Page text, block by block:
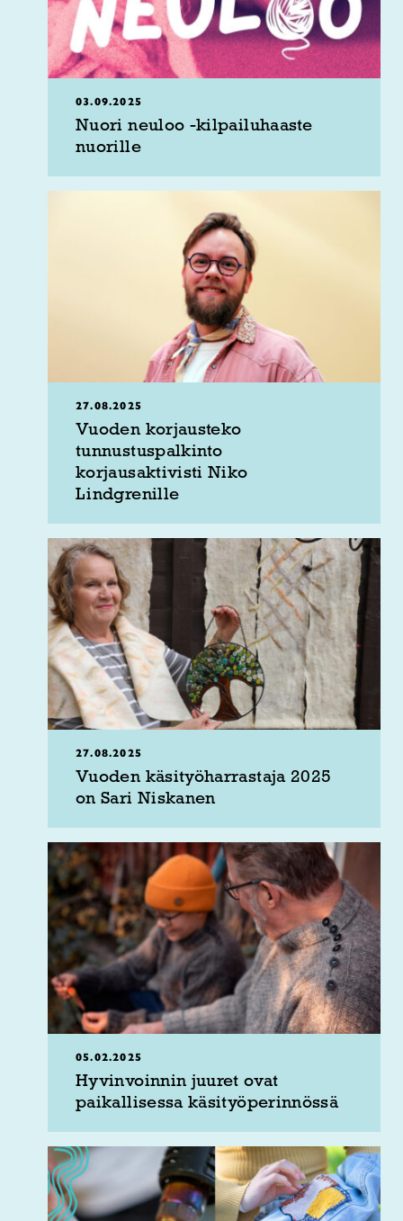
03.09.2025
Nuori neuloo -kilpailuhaaste
nuorille
27.08.2025
Vuoden korjausteko
tunnustuspalkinto
korjausaktivisti Niko
Lindgrenille
27.08.2025
Vuoden käsityöharrastaja 2025
on Sari Niskanen
05.02.2025
Hyvinvoinnin juuret ovat
paikallisessa käsityöperinnössä